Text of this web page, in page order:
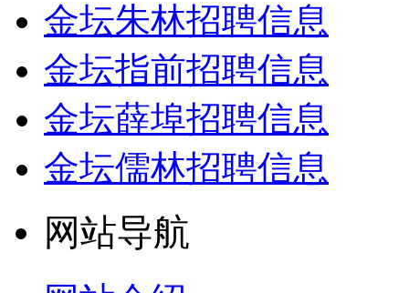
金坛朱林招聘信息
金坛指前招聘信息
金坛薛埠招聘信息
金坛儒林招聘信息
网站导航